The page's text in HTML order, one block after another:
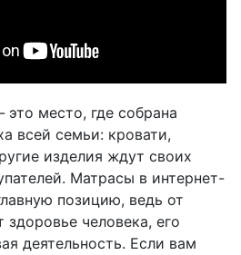
место, где собрана
всей семьи: кровати,
изделия ждут своих
Матрасы в интернет-
позицию, ведь от
здоровье человека, его
деятельность. Если вам